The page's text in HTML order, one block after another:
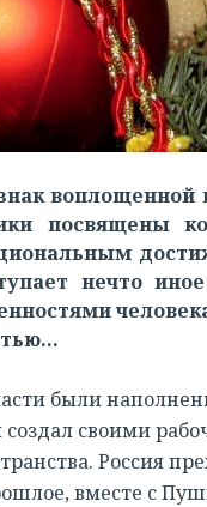
воплощенной
посвящены
нечто
были
своими
Россия
вместе с